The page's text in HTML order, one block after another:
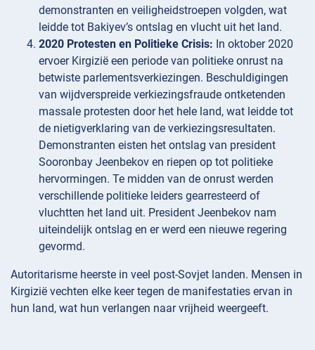
demonstranten en veiligheidstroepen volgden, wat
leidde tot Bakiyev’s ontslag en vlucht uit het land.
2020 Protesten en Politieke Crisis: In oktober 2020
ervoer Kirgizië een periode van politieke onrust na
betwiste parlementsverkiezingen. Beschuldigingen
van wijdverspreide verkiezingsfraude ontketenden
massale protesten door het hele land, wat leidde tot
de nietigverklaring van de verkiezingsresultaten.
Demonstranten eisten het ontslag van president
Sooronbay Jeenbekov en riepen op tot politieke
hervormingen. Te midden van de onrust werden
verschillende politieke leiders gearresteerd of
vluchtten het land uit. President Jeenbekov nam
uiteindelijk ontslag en er werd een nieuwe regering
gevormd.
Autoritarisme heerste in veel post-Sovjet landen. Mensen in
Kirgizië vechten elke keer tegen de manifestaties ervan in
hun land, wat hun verlangen naar vrijheid weergeeft.